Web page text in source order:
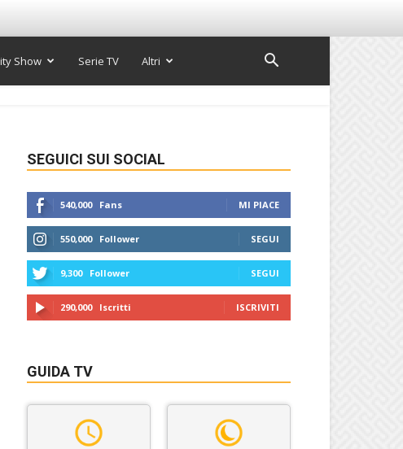
Show Serie TV Altri
SEGUICI SUI SOCIAL
540,000 Fans MI PIACE
550,000 Follower SEGUI
9,300 Follower SEGUI
290,000 Iscritti ISCRIVITI
GUIDA TV